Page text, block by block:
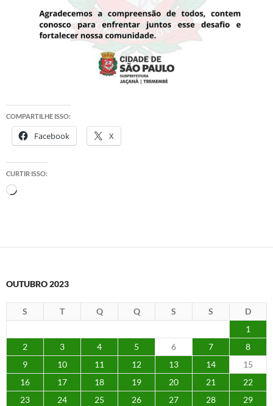
COMPARTILHE ISSO:
Facebook X
CURTIR ISSO:
Carregando...
OUTUBRO 2023
S T Q Q S S
D
1
2
3 4 5 6 7
8
9
10 11 12 13 14
15
16
17 18 19 20 21
22
23
24 25 26 27 28
29